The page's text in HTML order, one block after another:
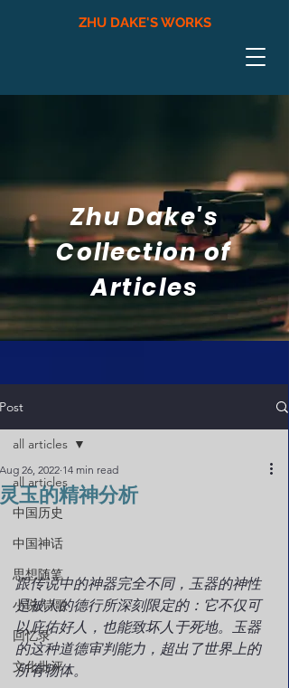
ZHU DAKE'S WORKS
Zhu Dake's
Collection of
Articles
Post
all articles
中国历史
中国神话
思想随笔
小说/诗歌
回忆录
文化批评
all articles
灵玉的精神分析
Aug 26, 2022 14 min read
跟传说中的神器完全不同，玉器的神性
是被人的德行所深刻限定的：它不仅可
以庇佑好人，也能致坏人于死地。玉器
的这种道德审判能力，超出了世界上的
所有物体。